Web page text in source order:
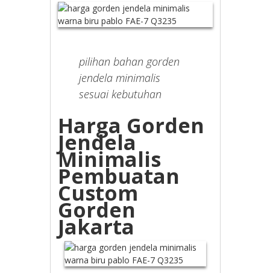
pilihan bahan gorden
jendela minimalis
sesuai kebutuhan
Harga Gorden
Jendela
Minimalis
Pembuatan
Custom
Gorden
Jakarta